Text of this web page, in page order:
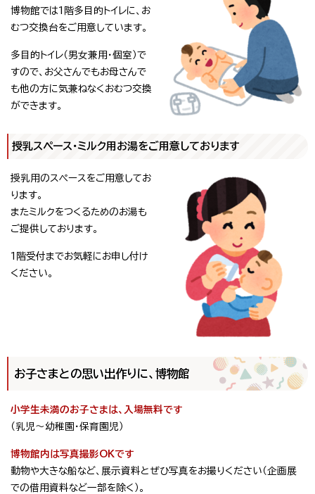
博物館では1階多目的トイレに、お
むつ交換台をご用意しています。
多目的トイレ（男女兼用・個室）で
すので、お父さんでもお母さんで
も他の方に気兼ねなくおむつ交換
ができます。
授乳スペース・ミルク用お湯をご用意しております
授乳用のスペースをご用意してお
ります。
またミルクをつくるためのお湯も
ご提供しております。
1階受付までお気軽にお申し付け
ください。
お子さまとの思い出作りに、博物館
小学生未満のお子さまは、入場無料です
（乳児～幼稚園・保育園児）
博物館内は写真撮影OKです
動物や大きな船など、展示資料とぜひ写真をお撮りください（企画展
での借用資料など一部を除く）。